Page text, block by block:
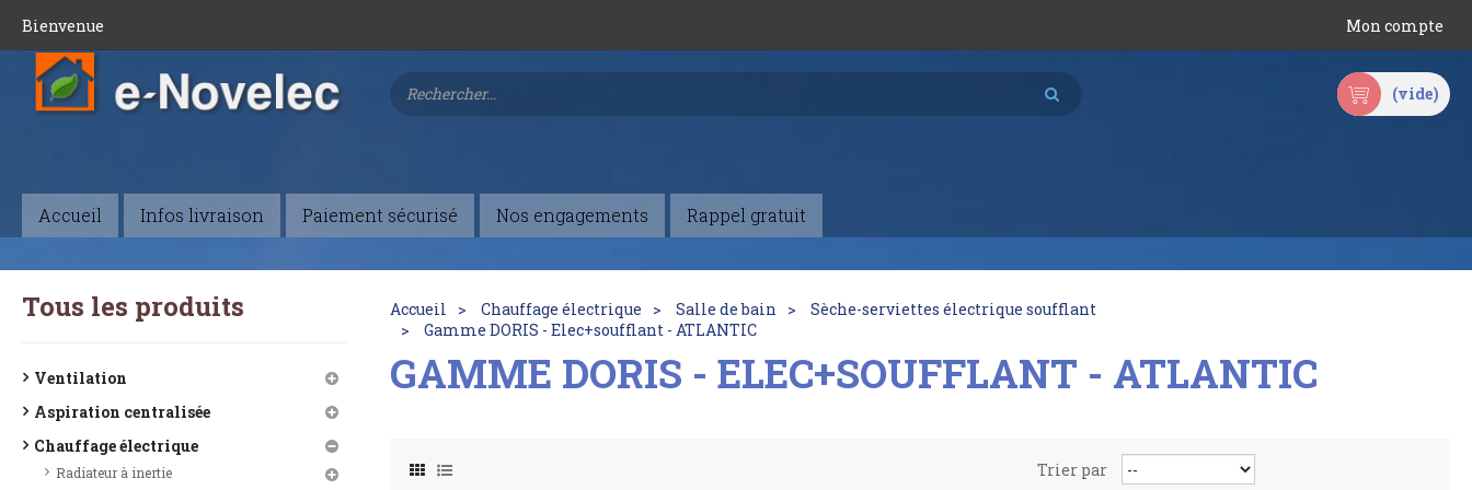
Bienvenue Mon compte
(vide)
Accueil Infos livraison Paiement sécurisé Nos engagements Rappel gratuit
Tous les produits
Ventilation
Aspiration centralisée
Chauffage électrique
Radiateur à inertie
Accueil Chauffage électrique Salle de bain
Sèche-serviettes électrique soufflant
Gamme DORIS - Elec+soufflant - ATLANTIC
GAMME DORIS - ELEC+SOUFFLANT - ATLANTIC
Trier par